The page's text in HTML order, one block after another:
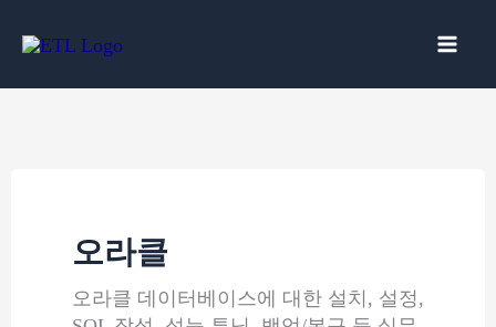
로
오라클
오라클 데이터베이스에 대한 설치, 설정,